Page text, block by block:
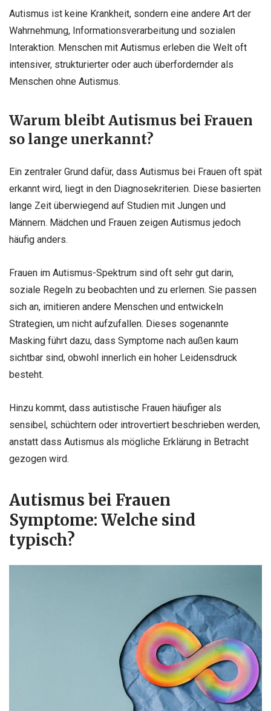
Autismus ist keine Krankheit, sondern eine andere Art der
Wahrnehmung, Informationsverarbeitung und sozialen
Interaktion. Menschen mit Autismus erleben die Welt oft
intensiver, strukturierter oder auch überfordernder als
Menschen ohne Autismus.
Warum bleibt Autismus bei Frauen
so lange unerkannt?
Ein zentraler Grund dafür, dass Autismus bei Frauen oft spät
erkannt wird, liegt in den Diagnosekriterien. Diese basierten
lange Zeit überwiegend auf Studien mit Jungen und
Männern. Mädchen und Frauen zeigen Autismus jedoch
häufig anders.
Frauen im Autismus-Spektrum sind oft sehr gut darin,
soziale Regeln zu beobachten und zu erlernen. Sie passen
sich an, imitieren andere Menschen und entwickeln
Strategien, um nicht aufzufallen. Dieses sogenannte
Masking führt dazu, dass Symptome nach außen kaum
sichtbar sind, obwohl innerlich ein hoher Leidensdruck
besteht.
Hinzu kommt, dass autistische Frauen häufiger als
sensibel, schüchtern oder introvertiert beschrieben werden,
anstatt dass Autismus als mögliche Erklärung in Betracht
gezogen wird.
Autismus bei Frauen
Symptome: Welche sind
typisch?